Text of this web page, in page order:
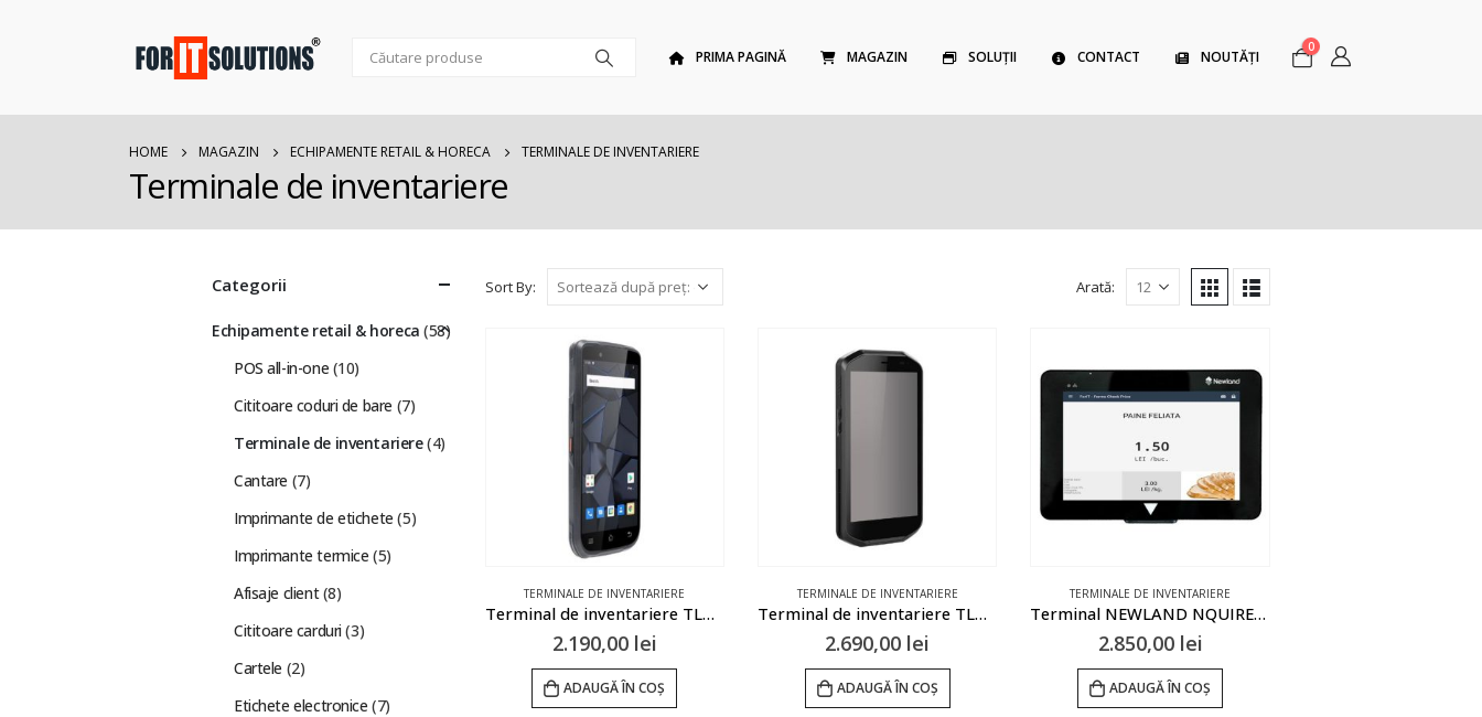
PRIMA PAGINĂ MAGAZIN SOLUȚII CONTACT NOUTĂȚI
0
HOME MAGAZIN ECHIPAMENTE RETAIL & HORECA TERMINALE DE INVENTARIERE
Terminale de inventariere
Sort By: Arată:
TERMINALE DE INVENTARIERE
Terminal de inventariere TLM X160
2.190,00 lei
ADAUGĂ ÎN COȘ
TERMINALE DE INVENTARIERE
Terminal de inventariere TLM-51
2.690,00 lei
ADAUGĂ ÎN COȘ
TERMINALE DE INVENTARIERE
Terminal NEWLAND NQUIRE 7″
2.850,00 lei
ADAUGĂ ÎN COȘ
Categorii
Echipamente retail & horeca (58)
POS all-in-one (10)
Cititoare coduri de bare (7)
Terminale de inventariere(4)
Cantare (7)
Imprimante de etichete (5)
Imprimante termice (5)
Afisaje client (8)
Cititoare carduri(3)
Cartele (2)
Etichete electronice (7)